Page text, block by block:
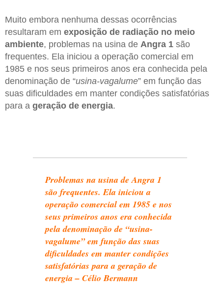
Muito embora nenhuma dessas ocorrências
resultaram em exposição de radiação no meio
ambiente, problemas na usina de Angra 1 são
frequentes. Ela iniciou a operação comercial em
1985 e nos seus primeiros anos era conhecida pela
denominação de “usina-vagalume” em função das
suas dificuldades em manter condições satisfatórias
para a geração de energia.
Problemas na usina de Angra 1
são frequentes. Ela iniciou a
operação comercial em 1985 e nos
seus primeiros anos era conhecida
pela denominação de “usina-
vagalume” em função das suas
dificuldades em manter condições
satisfatórias para a geração de
energia – Célio Bermann